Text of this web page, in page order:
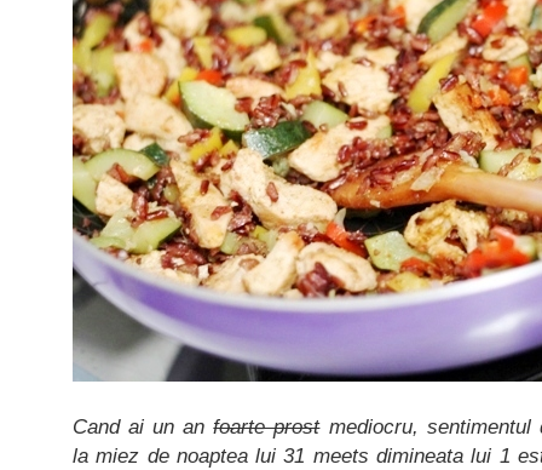
Cand ai un anfoarte prostmediocru, sentimentul
la miez de noaptea lui 31 meets dimineata lui 1